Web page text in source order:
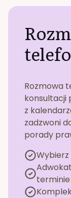
Rozmowa
konsultacji
z
zadzwoni
porady
terminie